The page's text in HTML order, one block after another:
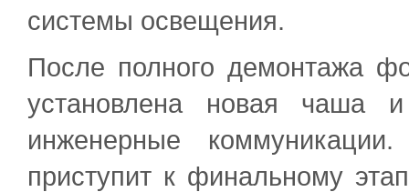
системы освещения.
После полного демонтажа
установлена новая чаша
инженерные
приступит к финальному